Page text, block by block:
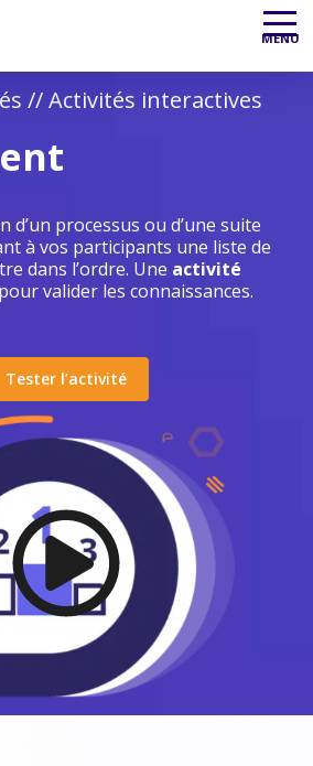
MENU
//Activités interactives
d’un processus ou d’une suite
à vos participants une liste de
dans l’ordre. Une activité
pour valider les connaissances.
Tester l’activité